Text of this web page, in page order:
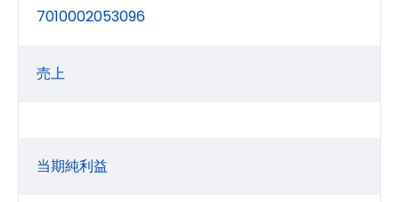
7010002053096
売上
当期純利益